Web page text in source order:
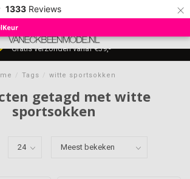
1333 Reviews ×
0
Gratis verzonden vanaf €39,-
/ Tags / witte sportsokken
getagd met witte
sportsokken